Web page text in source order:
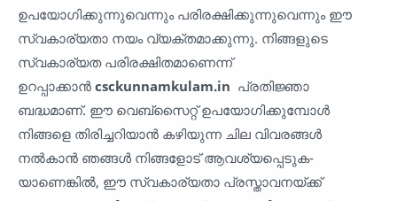
ഉപയോഗിക്കുന്നുവെന്നും പരിരക്ഷിക്കുന്നുവെന്നും ഈ
സ്വകാര്യതാ നയം വ്യക്തമാക്കുന്നു. നിങ്ങളുടെ
സ്വകാര്യത പരിരക്ഷിതമാണെന്ന്
ഉറപ്പാക്കാൻ csckunnamkulam.in പ്രതിജ്ഞാ
ബദ്ധമാണ്. ഈ വെബ്സൈറ്റ് ഉപയോഗിക്കുമ്പോൾ
നിങ്ങളെ തിരിച്ചറിയാൻ കഴിയുന്ന ചില വിവരങ്ങൾ
നൽകാൻ ഞങ്ങൾ നിങ്ങളോട് ആവശ്യപ്പെടുക-
യാണെങ്കിൽ, ഈ സ്വകാര്യതാ പ്രസ്താവനയ്ക്ക്